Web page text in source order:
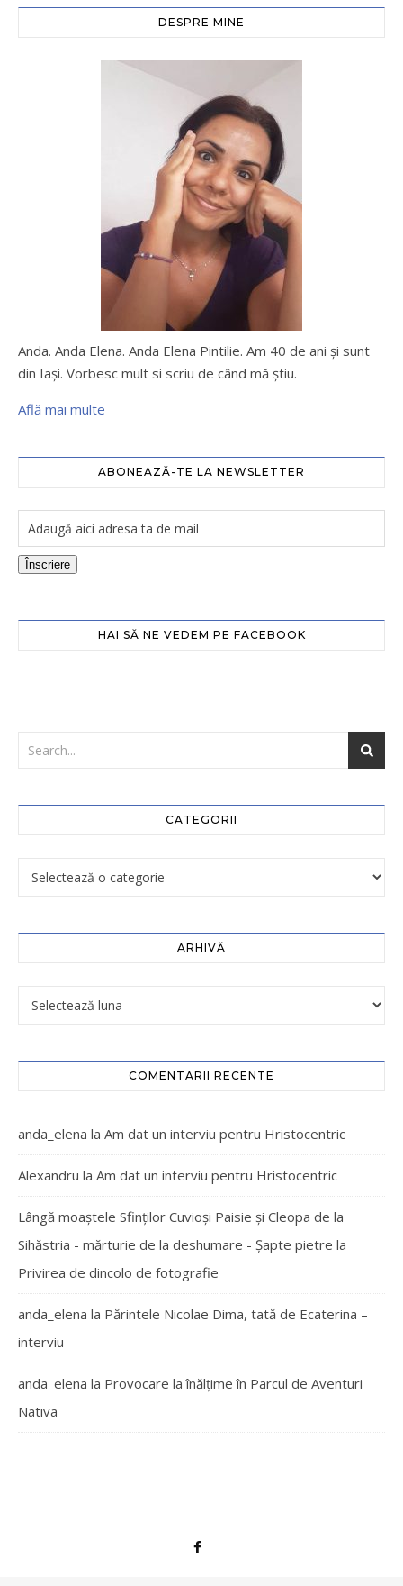
DESPRE MINE
Anda. Anda Elena. Anda Elena Pintilie. Am 40 de ani şi sunt
din Iaşi. Vorbesc mult si scriu de când mă ştiu.
Află mai multe
ABONEAZĂ-TE LA NEWSLETTER
Înscriere
HAI SĂ NE VEDEM PE FACEBOOK
CATEGORII
ARHIVĂ
COMENTARII RECENTE
anda_elena la Am dat un interviu pentru Hristocentric
Alexandru la Am dat un interviu pentru Hristocentric
Lângă moaștele Sfinților Cuvioși Paisie și Cleopa de la
Sihăstria - mărturie de la deshumare - Şapte pietre la
Privirea de dincolo de fotografie
anda_elena la Părintele Nicolae Dima, tată de Ecaterina –
interviu
anda_elena la Provocare la înălțime în Parcul de Aventuri
Nativa